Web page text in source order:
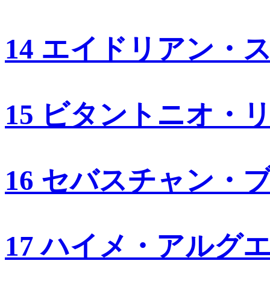
14 エイドリアン・
15 ビタントニオ・
16 セバスチャン・
17 ハイメ・アルグ